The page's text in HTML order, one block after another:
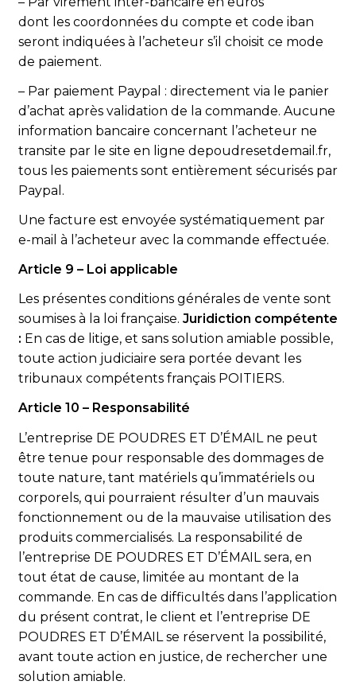
dont les coordonnées du compte et code iban
seront indiquées à l’acheteur s’il choisit ce mode
de paiement.
– Par paiement Paypal : directement via le panier
d’achat après validation de la commande. Aucune
information bancaire concernant l’acheteur ne
transite par le site en ligne depoudresetdemail.fr,
tous les paiements sont entièrement sécurisés par
Paypal.
Une facture est envoyée systématiquement par
e-mail à l’acheteur avec la commande effectuée.
Article 9 – Loi applicable
Les présentes conditions générales de vente sont
soumises à la loi française. Juridiction compétente
: En cas de litige, et sans solution amiable possible,
toute action judiciaire sera portée devant les
tribunaux compétents français POITIERS.
Article 10 – Responsabilité
L’entreprise DE POUDRES ET D’ÉMAIL ne peut
être tenue pour responsable des dommages de
toute nature, tant matériels qu’immatériels ou
corporels, qui pourraient résulter d’un mauvais
fonctionnement ou de la mauvaise utilisation des
produits commercialisés. La responsabilité de
l’entreprise DE POUDRES ET D’ÉMAIL sera, en
tout état de cause, limitée au montant de la
commande. En cas de difficultés dans l’application
du présent contrat, le client et l’entreprise DE
POUDRES ET D’ÉMAIL se réservent la possibilité,
avant toute action en justice, de rechercher une
solution amiable.